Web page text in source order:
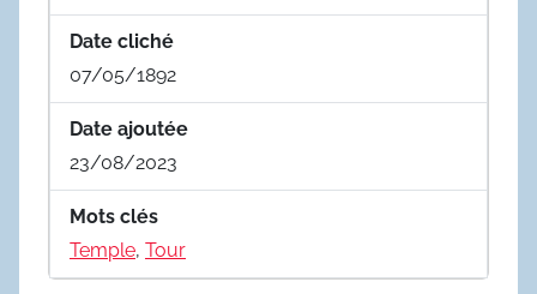
Date cliché
07/05/1892
Date ajoutée
23/08/2023
Mots clés
Temple, Tour